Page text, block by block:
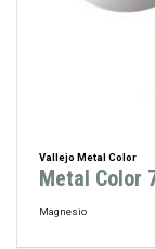
Vallejo Metal Color
Metal Color
Magnesio